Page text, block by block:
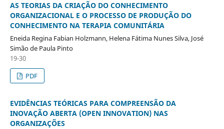
AS TEORIAS DA CRIAÇÃO DO CONHECIMENTO
ORGANIZACIONAL E O PROCESSO DE PRODUÇÃO DO
CONHECIMENTO NA TERAPIA COMUNITÁRIA
Eneida Regina Fabian Holzmann, Helena Fátima Nunes Silva, José
Simão de Paula Pinto
19-30
PDF
EVIDÊNCIAS TEÓRICAS PARA COMPREENSÃO DA
INOVAÇÃO ABERTA (OPEN INNOVATION) NAS
ORGANIZAÇÕES